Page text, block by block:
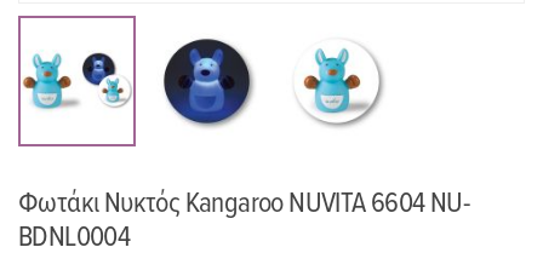
Φωτάκι Νυκτός Kangaroo NUVITA 6604 NU-
BDNL0004